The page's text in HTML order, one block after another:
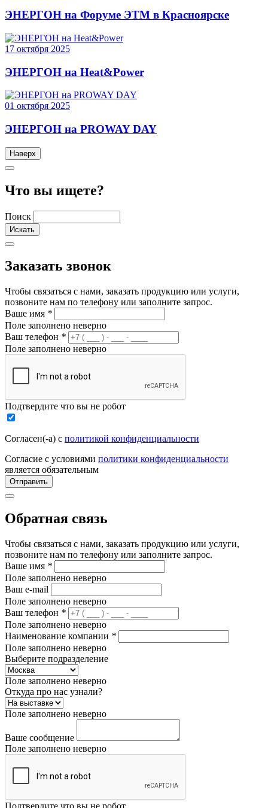
ЭНЕРГОН на Форуме ЭТМ в Красноярске
17 октября 2025
ЭНЕРГОН на Heat&Power
01 октября 2025
ЭНЕРГОН на PROWAY DAY
Наверх
Что вы ищете?
Поиск
Заказать звонок
Чтобы связаться с нами, заказать продукцию или услуги,
позвоните нам по телефону или заполните запрос.
Ваше имя *
Поле заполнено неверно
Ваш телефон *
Поле заполнено неверно
Подтвердите что вы не робот
Согласен(-а) с политикой конфиденциальности
Согласие с условиями политики конфиденциальности
является обязательным
Отправить
Обратная связь
Чтобы связаться с нами, заказать продукцию или услуги,
позвоните нам по телефону или заполните запрос.
Ваше имя *
Поле заполнено неверно
Ваш e-mail
Поле заполнено неверно
Ваш телефон *
Поле заполнено неверно
Наименование компании *
Поле заполнено неверно
Выберите подразделение
Поле заполнено неверно
Откуда про нас узнали?
Поле заполнено неверно
Ваше сообщение
Поле заполнено неверно